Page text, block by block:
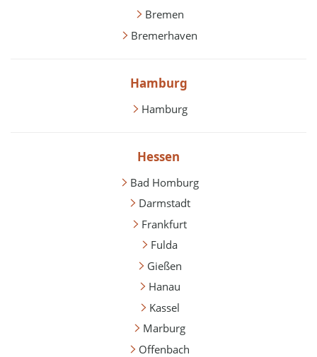
Bremen
Bremerhaven
Hamburg
Hamburg
Hessen
Bad Homburg
Darmstadt
Frankfurt
Fulda
Gießen
Hanau
Kassel
Marburg
Offenbach